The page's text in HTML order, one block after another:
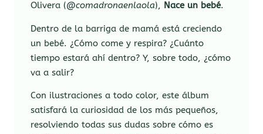
Olivera (@comadronaenlaola), Nace un bebé.
Dentro de la barriga de mamá está creciendo
un bebé. ¿Cómo come y respira? ¿Cuánto
tiempo estará ahí dentro? Y, sobre todo, ¿cómo
va a salir?
Con ilustraciones a todo color, este álbum
satisfará la curiosidad de los más pequeños,
resolviendo todas sus dudas sobre cómo es